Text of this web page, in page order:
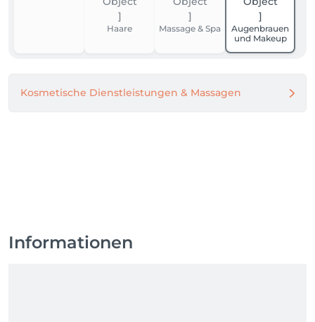
Haare Massage & Spa
Augenbrauen
und Makeup
Kosmetische Dienstleistungen & Massagen
Informationen